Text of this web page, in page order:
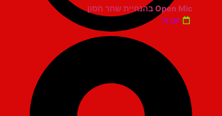
Open Mic בהנחיית שחר חסון
יום א'